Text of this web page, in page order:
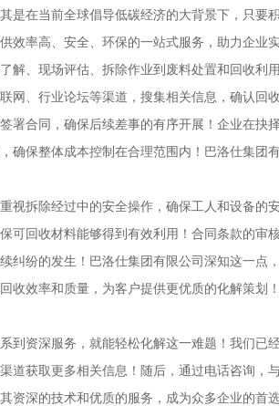
在当前全球倡导低碳经济的大背景下，只要
效率高、安全、环保的一站式服务，助力企业
、现场评估、拆除作业到废料处置和回收利
、行业论坛等渠道，搜集相关信息，确认回
合同，确保后续差事的有序开展！企业在抉
保整体成本控制在合理范围内！巴洛仕集团
拆除经过中的安全操作，确保工人和设备的
回收材料能够得到有效利用！合同条款的审
纷的发生！巴洛仕集团有限公司深知这一点
效率和质量，为客户提供更优质的化解策
资深服务，就能轻松化解这一难题！我们
获取更多相关信息！随后，通过电话咨询，
深的技术和优质的服务，成为众多企业的首